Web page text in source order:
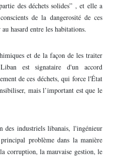
des déchets solides” , et elle a
de la dangerosité de ces
hasard entre les habitations.
et de la façon de les traiter
est signataire d'un accord
de ces déchets, qui force l'État
mais l’important est que le
des industriels libanais, l'ingénieur
problème dans la manière
corruption, la mauvaise gestion, le